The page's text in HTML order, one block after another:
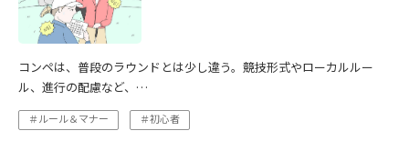
コンペは、普段のラウンドとは少し違う。競技形式やローカルルー
ル、進行の配慮など、…
＃ルール＆マナー ＃初心者